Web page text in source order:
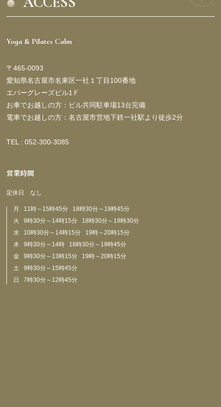
Yoga & Pilates Calm
〒465-0093
愛知県名古屋市名東区一社１丁目100番地
エバーグレーズビル1Ｆ
お車でお越しの方：ビル共同駐車場13台完備
電車でお越しの方：名古屋市営地下鉄一社駅より徒歩2分
TEL : 052-300-3085
営業時間
定休日 なし
月 11時～15時45分 18時30分～19時45分
火 9時30分～14時15分 18時30分～19時30分
水 10時30分～14時15分 19時～20時15分
木 9時30分～14時 18時30分～19時45分
金 9時30分～13時15分 19時～20時15分
土 9時30分～15時45分
日 7時30分～12時45分